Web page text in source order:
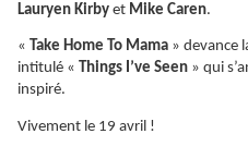
Lauryen Kirby et Mike Caren.
« Take Home To Mama » devance
intitulé « Things I’ve Seen » qui
inspiré.
Vivement le 19 avril !